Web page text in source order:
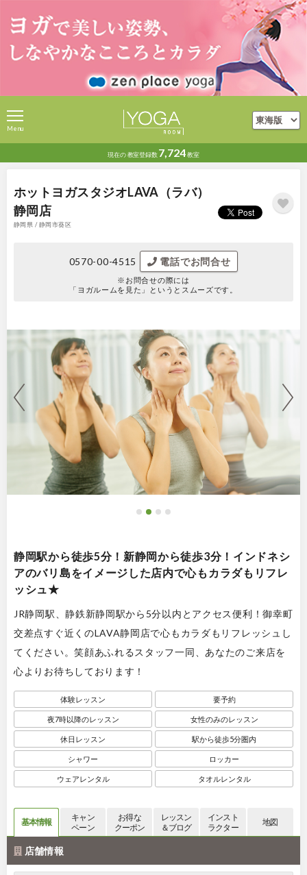
現在の教室登録数 7,724教室
Menu
ホットヨガスタジオLAVA（ラバ）
静岡店
静岡県 / 静岡市葵区
0570-00-4515 電話でお問合せ
※お問合せの際には
「ヨガルームを見た」というとスムーズです。
静岡駅から徒歩5分！新静岡から徒歩3分！インドネシ
アのバリ島をイメージした店内で心もカラダもリフレ
ッシュ★
JR静岡駅、静鉄新静岡駅から5分以内とアクセス便利！御幸町
交差点すぐ近くのLAVA静岡店で心もカラダもリフレッシュし
てください。笑顔あふれるスタッフ一同、あなたのご来店を
心よりお待ちしております！
体験レッスン 要予約
夜7時以降のレッスン 女性のみのレッスン
休日レッスン 駅から徒歩5分圏内
シャワー ロッカー
ウェアレンタル タオルレンタル
基本情報
キャン
ペーン
お得な
クーポン
レッスン
＆ブログ
インスト
ラクター
地図
店舗情報